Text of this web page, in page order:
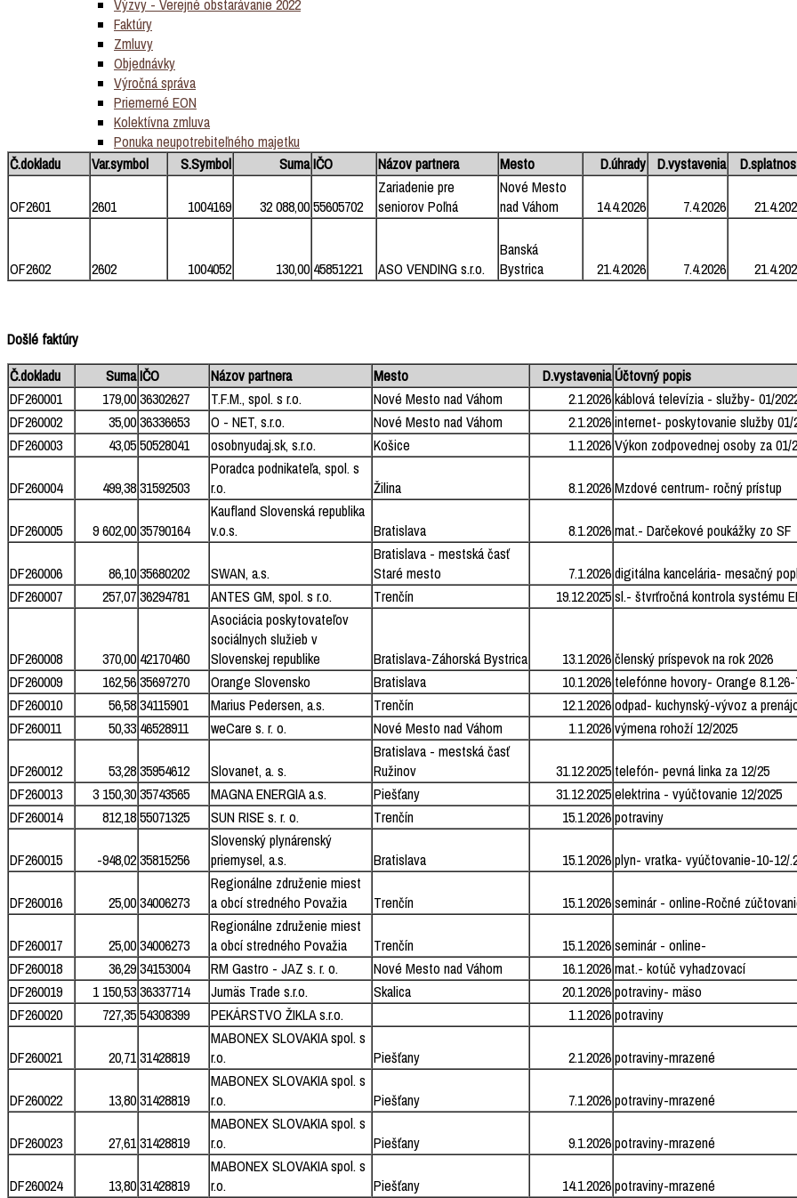
Výzvy - Verejné obstarávanie 2022
Faktúry
Zmluvy
Objednávky
Výročná správa
Priemerné EON
Kolektívna zmluva
Ponuka neupotrebiteľného majetku
Č.dokladu Var.symbol S.Symbol SumaIČO Názov partnera Mesto D.úhrady D.vystavenia
OF2601 2601 1004169 32 088,0055605702
Zariadenie pre
seniorov Poľná
Nové Mesto
nad Váhom
14.4.2026 7.4.2026
OF2602 2602 1004052 130,00 45851221 ASO VENDING s.r.o.
Banská
Bystrica
21.4.2026 7.4.2026
Došlé faktúry
Č.dokladu
SumaIČO Názov partnera Mesto D.vystaveniaÚčtovný popis
DF260001
179,0036302627 T.F.M., spol. s r.o. Nové Mesto nad Váhom 2.1.2026káblová televízia - služby- 01/
DF260002
35,0036336653 O - NET, s.r.o. Nové Mesto nad Váhom 2.1.2026internet- poskytovanie služby 01/
DF260003
43,0550528041 osobnyudaj.sk, s.r.o. Košice 1.1.2026Výkon zodpovednej osoby za 01/
DF260004 499,3831592503
Poradca podnikateľa, spol. s
r.o.
Žilina 8.1.2026Mzdové centrum- ročný prístup
DF260005 9 602,0035790164
Kaufland Slovenská republika
v.o.s.
Bratislava 8.1.2026mat.- Darčekové poukážky zo SF
DF260006 86,1035680202 SWAN, a.s.
Bratislava - mestská časť
Staré mesto
7.1.2026digitálna kancelária- mesačný
DF260007
257,0736294781 ANTES GM, spol. s r.o. Trenčín 19.12.2025sl.- štvrťročná kontrola systému
DF260008 370,00 42170460
Asociácia poskytovateľov
sociálnych služieb v
Slovenskej republike
Bratislava-Záhorská Bystrica 13.1.2026členský príspevok na rok 2026
DF260009
162,5635697270 Orange Slovensko Bratislava 10.1.2026 telefónne hovory- Orange 8.1.26-
DF260010
56,5834115901 Marius Pedersen, a.s. Trenčín 12.1.2026odpad- kuchynský-vývoz a
DF260011
50,33 46528911 weCare s. r. o. Nové Mesto nad Váhom 1.1.2026výmena rohoží 12/2025
DF260012 53,2835954612 Slovanet, a. s.
Bratislava - mestská časť
Ružinov
31.12.2025 telefón- pevná linka za 12/25
DF260013
3 150,3035743565 MAGNA ENERGIA a.s. Piešťany 31.12.2025elektrina - vyúčtovanie 12/2025
DF260014
812,1855071325 SUN RISE s. r. o. Trenčín 15.1.2026potraviny
DF260015 -948,0235815256
Slovenský plynárenský
priemysel, a.s.
Bratislava 15.1.2026plyn- vratka- vyúčtovanie-10-12/
DF260016 25,0034006273
Regionálne združenie miest
a obcí stredného Považia
Trenčín 15.1.2026seminár - online-Ročné
DF260017 25,0034006273
Regionálne združenie miest
a obcí stredného Považia
Trenčín 15.1.2026seminár - online-
DF260018
36,2934153004 RM Gastro - JAZ s. r. o. Nové Mesto nad Váhom 16.1.2026mat.- kotúč vyhadzovací
DF260019
1 150,5336337714 Jumäs Trade s.r.o. Skalica 20.1.2026potraviny- mäso
DF260020
727,3554308399 PEKÁRSTVO ŽIKLA s.r.o. 1.1.2026potraviny
DF260021 20,7131428819
MABONEX SLOVAKIA spol. s
r.o.
Piešťany 2.1.2026potraviny-mrazené
DF260022 13,8031428819
MABONEX SLOVAKIA spol. s
r.o.
Piešťany 7.1.2026potraviny-mrazené
DF260023 27,6131428819
MABONEX SLOVAKIA spol. s
r.o.
Piešťany 9.1.2026potraviny-mrazené
DF260024 13,8031428819
MABONEX SLOVAKIA spol. s
r.o.
Piešťany 14.1.2026potraviny-mrazené